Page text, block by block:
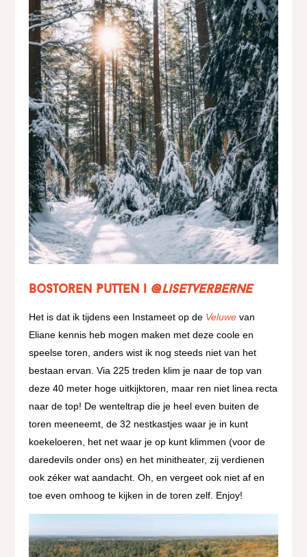
Bostoren Putten | @lisetverberne
Het is dat ik tijdens een Instameet op de Veluwe van
Eliane kennis heb mogen maken met deze coole en
speelse toren, anders wist ik nog steeds niet van het
bestaan ervan. Via 225 treden klim je naar de top van
deze 40 meter hoge uitkijktoren, maar ren niet linea recta
naar de top! De wenteltrap die je heel even buiten de
toren meeneemt, de 32 nestkastjes waar je in kunt
koekeloeren, het net waar je op kunt klimmen (voor de
daredevils onder ons) en het minitheater, zij verdienen
ook zéker wat aandacht. Oh, en vergeet ook niet af en
toe even omhoog te kijken in de toren zelf. Enjoy!